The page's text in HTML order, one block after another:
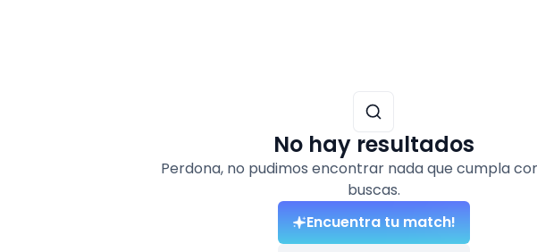
No hay resultados
Perdona, no pudimos encontrar nada que cumpla
buscas.
Encuentra tu match!